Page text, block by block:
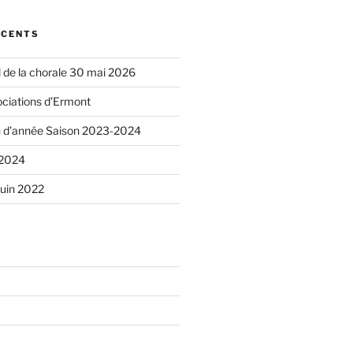
de la chorale 30 mai 2026
d’Ermont
Saison 2023-2024
2022